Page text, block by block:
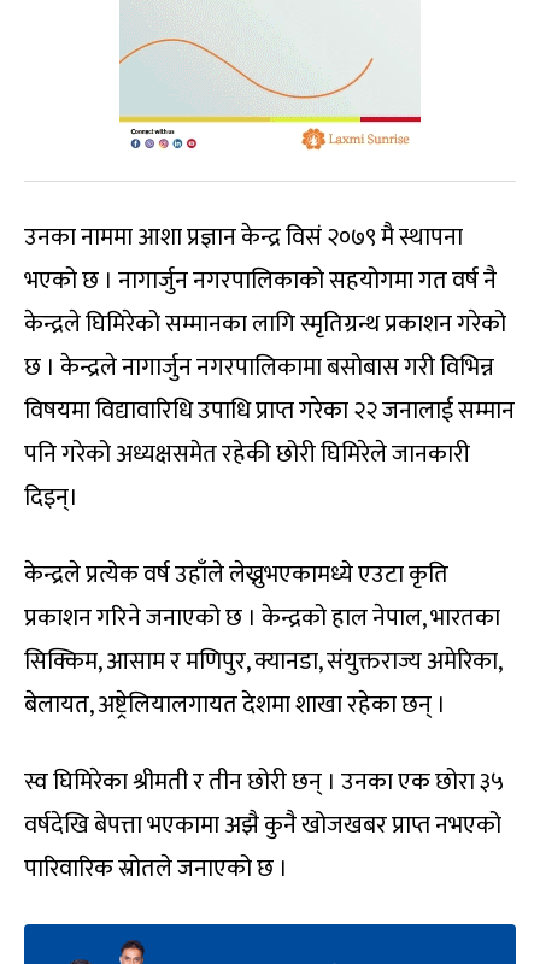
उनका नाममा आशा प्रज्ञान केन्द्र विसं २०७९ मै स्थापना
भएको छ । नागार्जुन नगरपालिकाको सहयोगमा गत वर्ष नै
केन्द्रले घिमिरेको सम्मानका लागि स्मृतिग्रन्थ प्रकाशन गरेको
छ । केन्द्रले नागार्जुन नगरपालिकामा बसोबास गरी विभिन्न
विषयमा विद्यावारिधि उपाधि प्राप्त गरेका २२ जनालाई सम्मान
पनि गरेको अध्यक्षसमेत रहेकी छोरी घिमिरेले जानकारी
दिइन्।
केन्द्रले प्रत्येक वर्ष उहाँले लेख्नुभएकामध्ये एउटा कृति
प्रकाशन गरिने जनाएको छ । केन्द्रको हाल नेपाल, भारतका
सिक्किम, आसाम र मणिपुर, क्यानडा, संयुक्तराज्य अमेरिका,
बेलायत, अष्ट्रेलियालगायत देशमा शाखा रहेका छन् ।
स्व घिमिरेका श्रीमती र तीन छोरी छन् । उनका एक छोरा ३५
वर्षदेखि बेपत्ता भएकामा अझै कुनै खोजखबर प्राप्त नभएको
पारिवारिक स्रोतले जनाएको छ ।